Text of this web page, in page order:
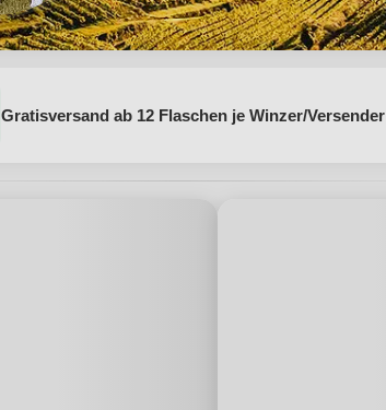
Gratisversand ab 12 Flaschen je Winzer/Versender